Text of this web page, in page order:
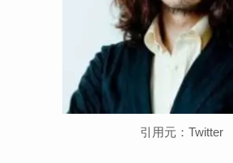
引用元：Twitter